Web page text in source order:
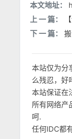
本文地址：
上 一 篇：
下 一 篇：
本站仅为分
么残忍，好
本站保证在
所有网络产
呵.
任何IDC都